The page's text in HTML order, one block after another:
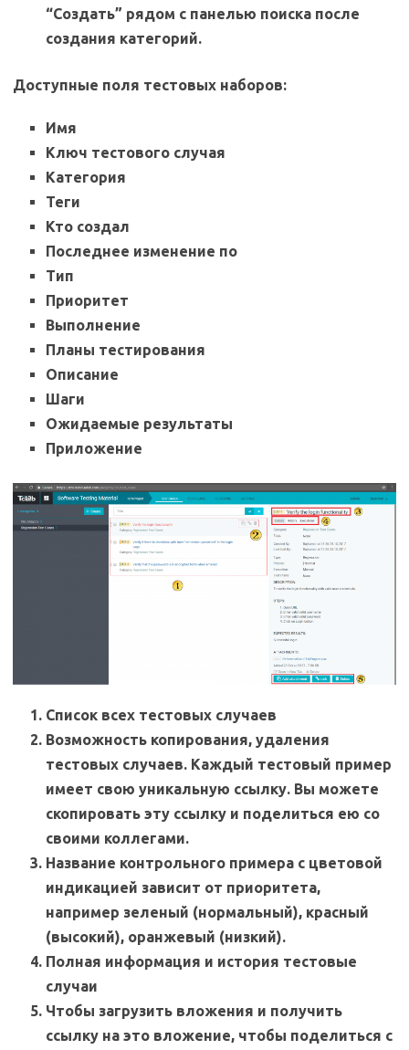
“Создать” рядом с панелью поиска после
создания категорий.
Доступные поля тестовых наборов:
Имя
Ключ тестового случая
Категория
Теги
Кто создал
Последнее изменение по
Тип
Приоритет
Выполнение
Планы тестирования
Описание
Шаги
Ожидаемые результаты
Приложение
Список всех тестовых случаев
Возможность копирования, удаления
тестовых случаев. Каждый тестовый пример
имеет свою уникальную ссылку. Вы можете
скопировать эту ссылку и поделиться ею со
своими коллегами.
Название контрольного примера с цветовой
индикацией зависит от приоритета,
например зеленый (нормальный), красный
(высокий), оранжевый (низкий).
Полная информация и история тестовые
случаи
Чтобы загрузить вложения и получить
ссылку на это вложение, чтобы поделиться с